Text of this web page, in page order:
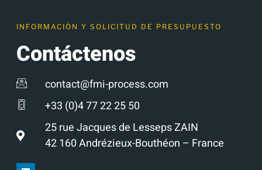
INFORMACIÓN Y SOLICITUD DE PRESUPUESTO
Contáctenos
contact@fmi-process.com
+33 (0)4 77 22 25 50
25 rue Jacques de Lesseps ZAIN
42 160 Andrézieux-Bouthéon – France